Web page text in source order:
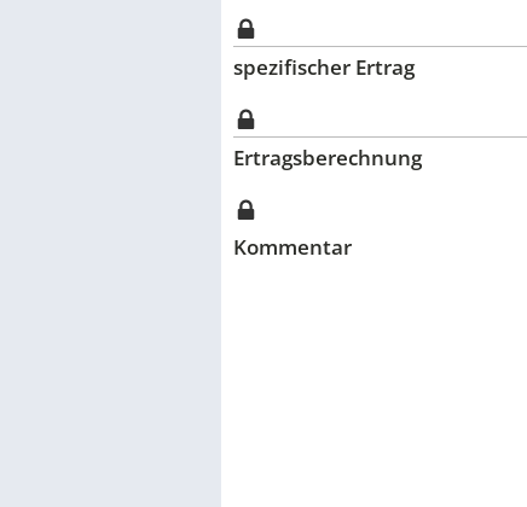
spezifischer Ertrag
Ertragsberechnung
Kommentar